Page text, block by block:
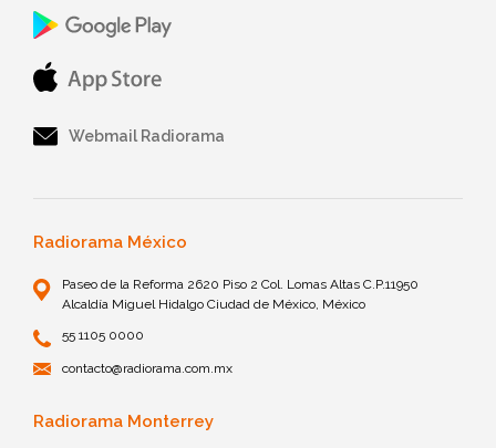
Webmail Radiorama
Radiorama México
Paseo de la Reforma 2620 Piso 2 Col. Lomas Altas C.P.11950
Alcaldía Miguel Hidalgo Ciudad de México, México
55 1105 0000
contacto@radiorama.com.mx
Radiorama Monterrey